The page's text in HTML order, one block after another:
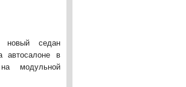
новый седан
автосалоне в
модульной